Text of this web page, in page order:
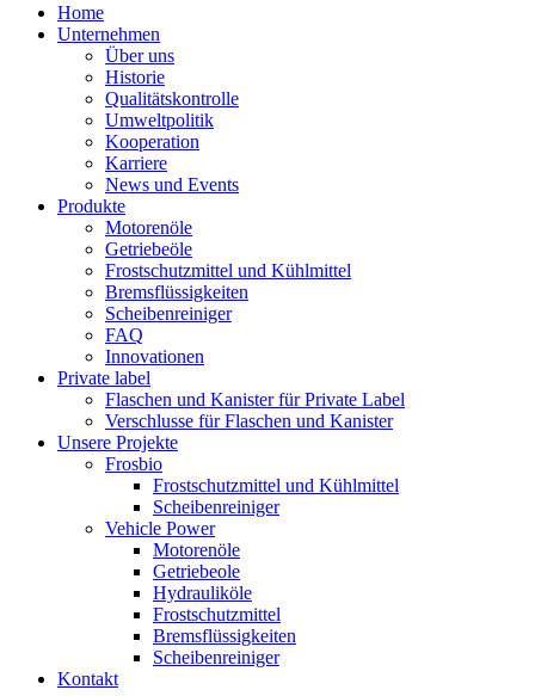
Home
Unternehmen
Über uns
Historie
Qualitätskontrolle
Umweltpolitik
Kooperation
Karriere
News und Events
Produkte
Motorenöle
Getriebeöle
Frostschutzmittel und Kühlmittel
Bremsflüssigkeiten
Scheibenreiniger
FAQ
Innovationen
Private label
Flaschen und Kanister für Private Label
Verschlusse für Flaschen und Kanister
Unsere Projekte
Frosbio
Frostschutzmittel und Kühlmittel
Scheibenreiniger
Vehicle Power
Motorenöle
Getriebeole
Hydrauliköle
Frostschutzmittel
Bremsflüssigkeiten
Scheibenreiniger
Kontakt